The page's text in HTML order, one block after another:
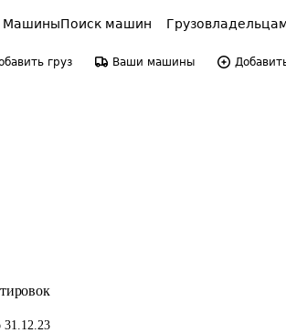
МашиныПоиск машин
груз Ваши машины
31.12.23